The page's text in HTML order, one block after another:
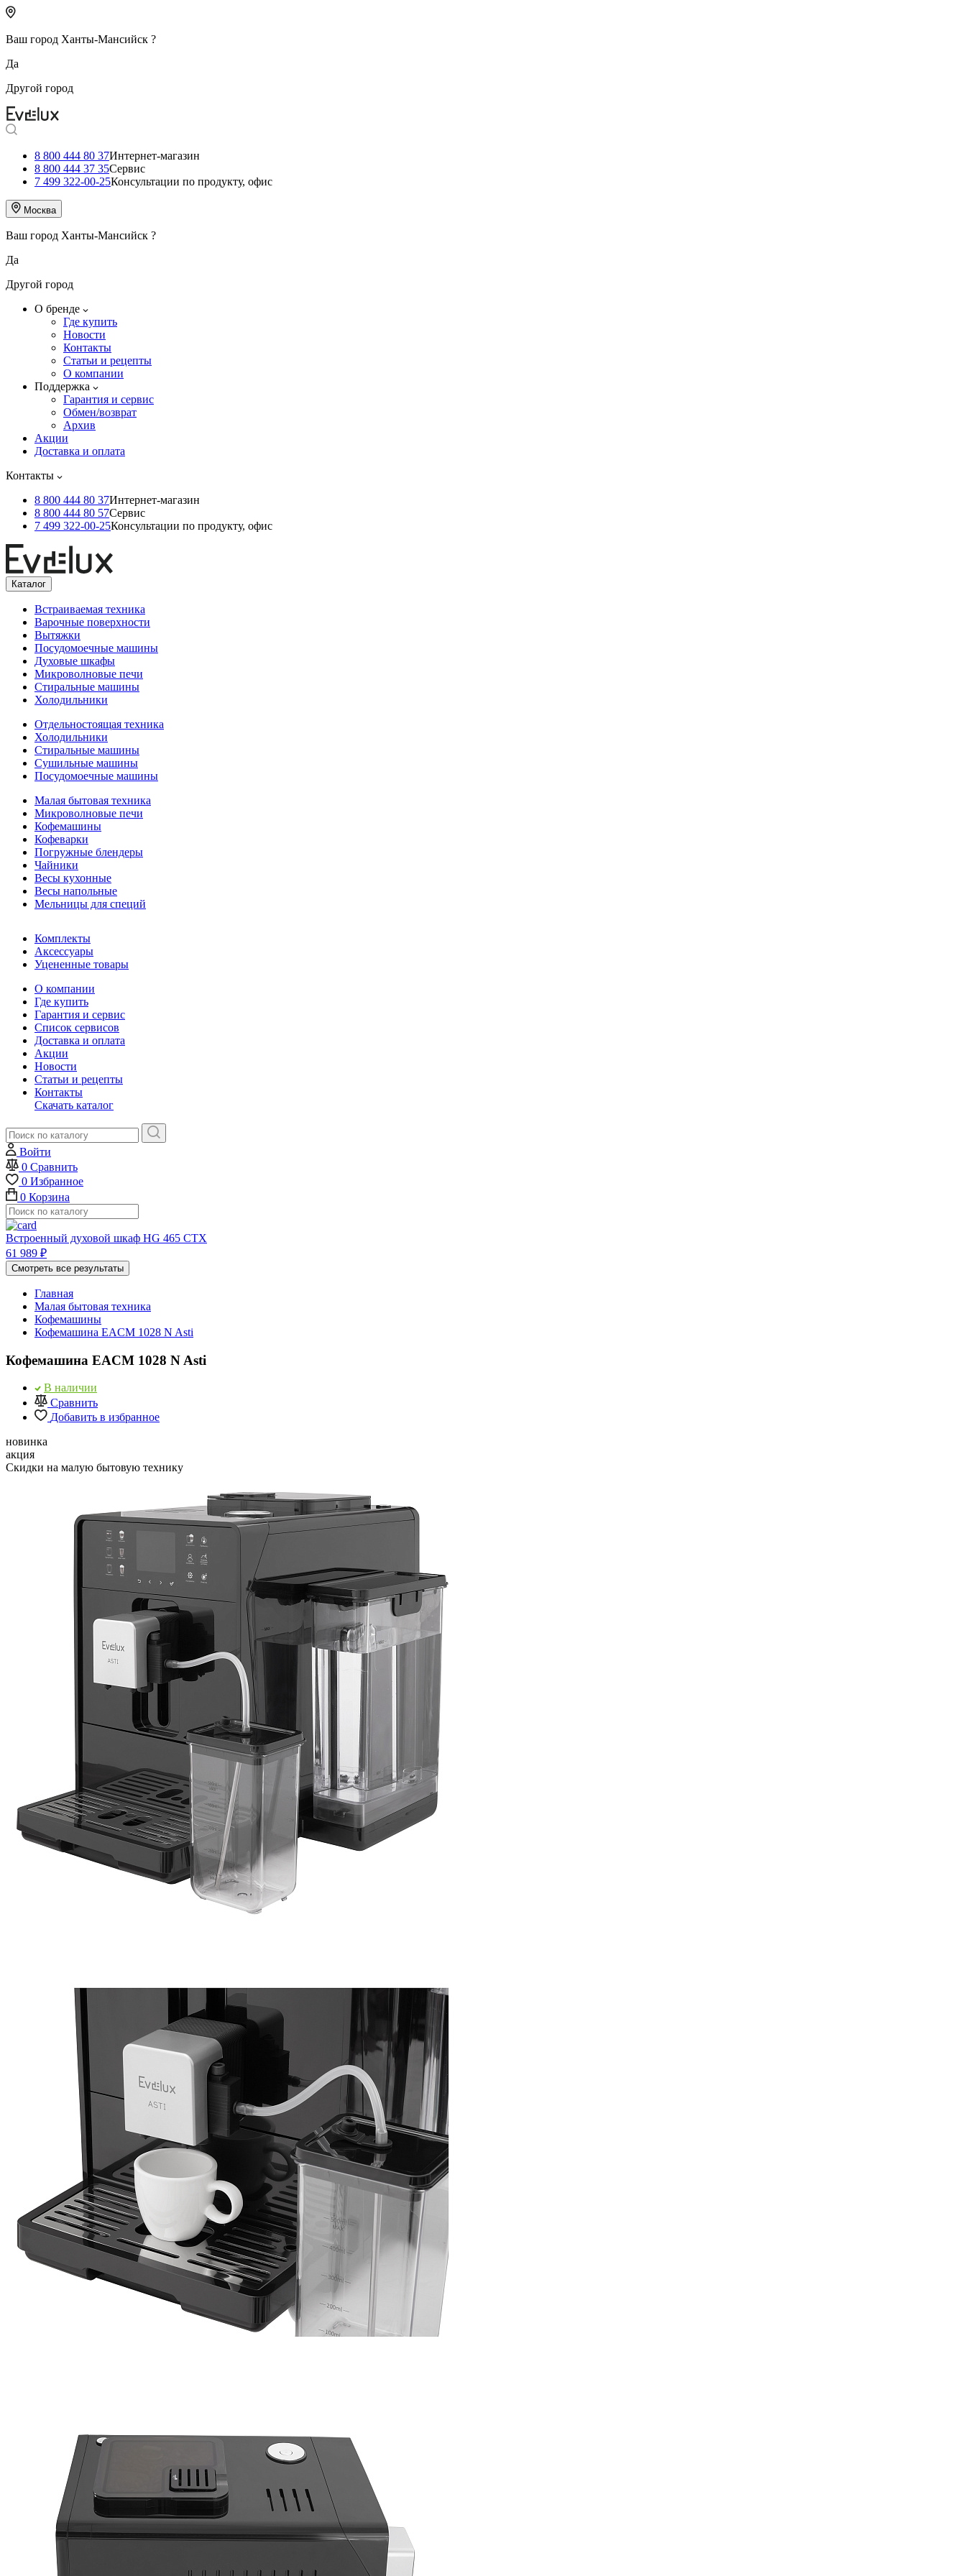
Ваш город Ханты-Мансийск ?
Да
Другой город
8 800 444 80 37Интернет-магазин
8 800 444 37 35Сервис
7 499 322-00-25Консультации по продукту, офис
Москва
Ваш город Ханты-Мансийск ?
Да
Другой город
О бренде
Где купить
Новости
Контакты
Статьи и рецепты
О компании
Поддержка
Гарантия и сервис
Обмен/возврат
Архив
Акции
Доставка и оплата
Контакты
8 800 444 80 37Интернет-магазин
8 800 444 80 57Сервис
7 499 322-00-25Консультации по продукту, офис
Каталог
Встраиваемая техника
Варочные поверхности
Вытяжки
Посудомоечные машины
Духовые шкафы
Микроволновые печи
Стиральные машины
Холодильники
Отдельностоящая техника
Холодильники
Стиральные машины
Сушильные машины
Посудомоечные машины
Малая бытовая техника
Микроволновые печи
Кофемашины
Кофеварки
Погружные блендеры
Чайники
Весы кухонные
Весы напольные
Мельницы для специй
Комплекты
Аксессуары
Уцененные товары
О компании
Где купить
Гарантия и сервис
Список сервисов
Доставка и оплата
Акции
Новости
Статьи и рецепты
Контакты
Скачать каталог
Войти
0 Сравнить
0 Избранное
0 Корзина
Встроенный духовой шкаф HG 465 CTX
61 989 ₽
Смотреть все результаты
Главная
Малая бытовая техника
Кофемашины
Кофемашина EACM 1028 N Asti
Кофемашина EACM 1028 N Asti
В наличии
Сравнить
Добавить в избранное
новинка
акция
Скидки на малую бытовую технику